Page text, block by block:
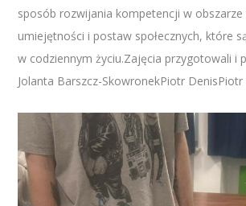
sposób rozwijania kompetencji w obszarze
umiejętności i postaw społecznych, które
w codziennym życiu.Zajęcia przygotowali i
Jolanta Barszcz-SkowronekPiotr